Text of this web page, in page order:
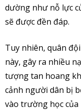
dường như nỗ lực
sẽ được đền đáp.
Tuy nhiên, quân
này, gây ra nhiều
tượng tan hoang
cảnh người dân bị
vào trường học của